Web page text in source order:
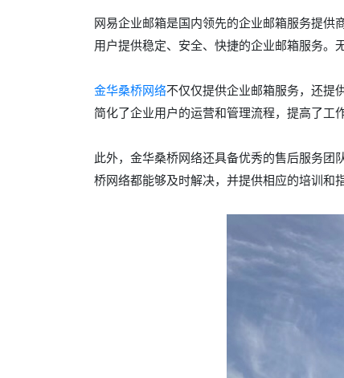
网易企业邮箱是国内领先的企业邮箱服务提供
用户提供稳定、安全、快捷的企业邮箱服务。
金华桑桥网络不仅仅提供企业邮箱服务，还提
简化了企业用户的运营和管理流程，提高了工作
此外，金华桑桥网络还具备优秀的售后服务
桥网络都能够及时解决，并提供相应的培训和